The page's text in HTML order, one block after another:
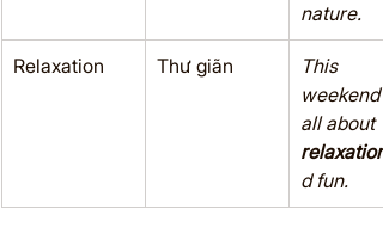
nature.
Relaxation Thư giãn
This
weekend
all about
relaxation
d fun.